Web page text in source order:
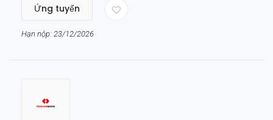
Ứng tuyển
Hạn nộp: 23/12/2026